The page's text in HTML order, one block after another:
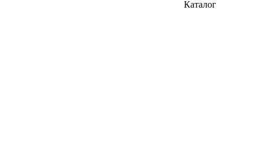
Каталог